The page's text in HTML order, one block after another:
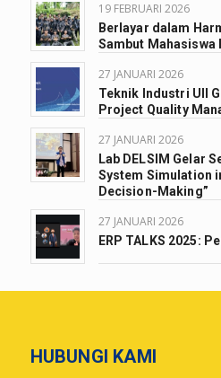
19 FEBRUARI 2026
Berlayar dalam
Sambut Mahasiswa
27 JANUARI 2026
Teknik Industri UII
Project Quality
27 JANUARI 2026
Lab DELSIM Gelar
System Simulation
Decision-Making”
27 JANUARI 2026
ERP TALKS 2025:
HUBUNGI KAMI